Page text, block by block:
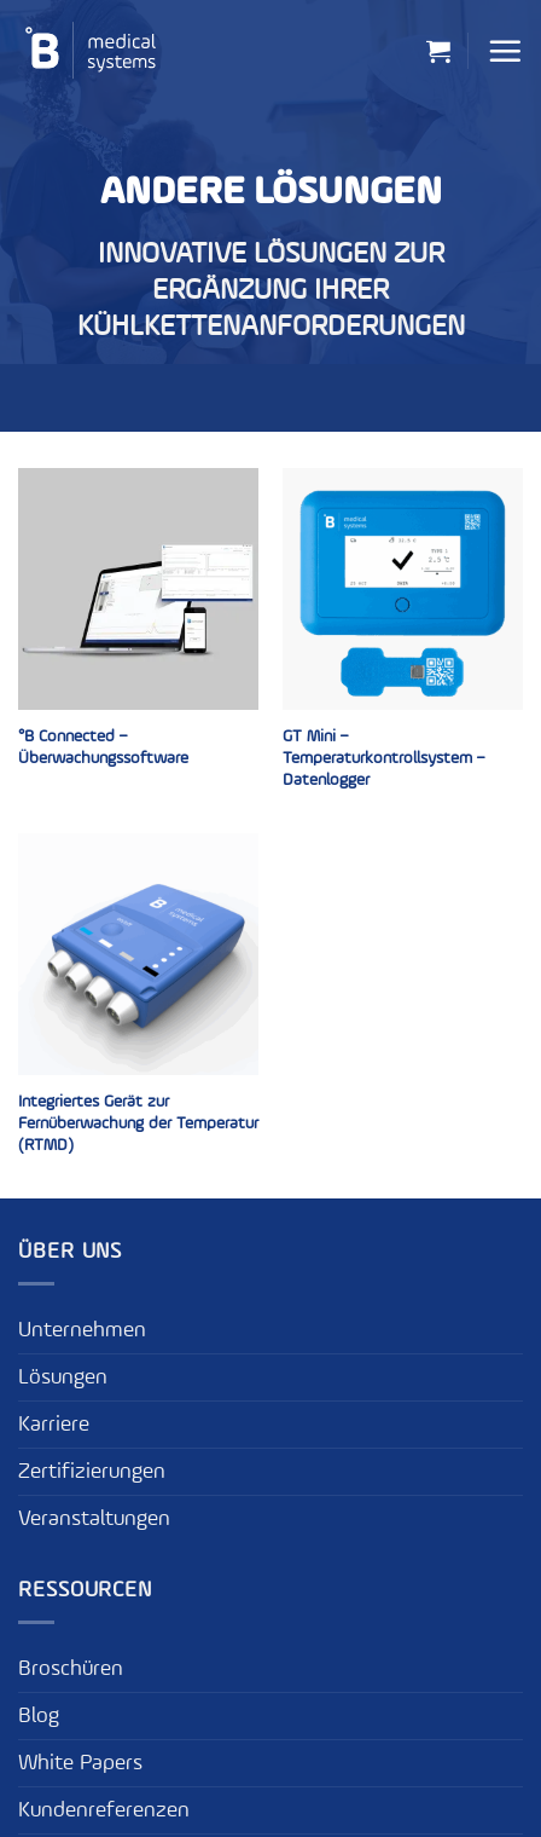
Inhalt
springen
ANDERE LÖSUNGEN
INNOVATIVE LÖSUNGEN ZUR
ERGÄNZUNG IHRER
KÜHLKETTENANFORDERUNGEN
°B Connected –
Überwachungssoftware
GT Mini –
Temperaturkontrollsystem –
Datenlogger
Integriertes Gerät zur
Fernüberwachung der Temperatur
(RTMD)
ÜBER UNS
Unternehmen
Lösungen
Karriere
Zertifizierungen
Veranstaltungen
RESSOURCEN
Broschüren
Blog
White Papers
Kundenreferenzen